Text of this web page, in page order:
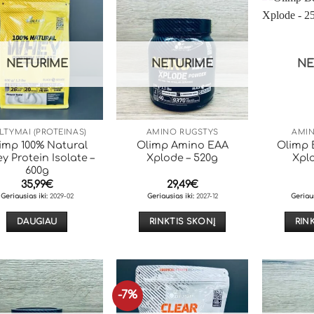
multiple
variants.
The
options
may
be
chosen
on
the
product
page
multiple
variants.
The
options
may
be
chosen
on
the
product
page
NETURIME
(PROTEINAS)
100% Natural
Protein Isolate –
600g
35,99€
Geriausias iki:2029-02
DAUGIAU
NETURIME
AMINO RŪGŠTYS
Olimp Amino EAA
Xplode – 520g
29,49€
Geriausias iki: 2027-12
RINKTIS SKONĮ
has
multiple
variants.
Olimp
-7%